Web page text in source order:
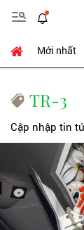
Mới nhất
TR-3
Cập nhập tin